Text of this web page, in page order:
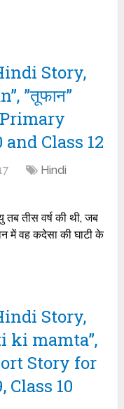
Story,
”तूफान”
and Class 12
Hindi
तीस वर्ष की थी, जब
में वह कदेसा की घाटी के
Story,
ki mamta”,
Story for
Class 10